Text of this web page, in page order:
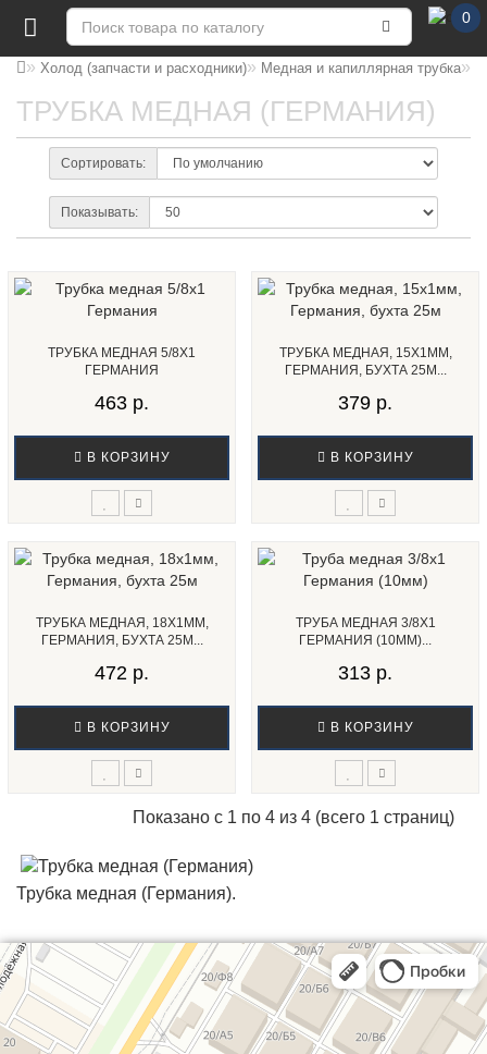
0
Холод (запчасти и расходники) Медная и капиллярная трубка
ТРУБКА МЕДНАЯ (ГЕРМАНИЯ)
Сортировать:
Показывать:
ТРУБКА МЕДНАЯ 5/8Х1
ГЕРМАНИЯ
463 р.
В КОРЗИНУ
ТРУБКА МЕДНАЯ, 15Х1ММ,
ГЕРМАНИЯ, БУХТА 25М...
379 р.
В КОРЗИНУ
ТРУБКА МЕДНАЯ, 18Х1ММ,
ГЕРМАНИЯ, БУХТА 25М...
472 р.
В КОРЗИНУ
ТРУБА МЕДНАЯ 3/8Х1
ГЕРМАНИЯ (10ММ)...
313 р.
В КОРЗИНУ
Показано с 1 по 4 из 4 (всего 1 страниц)
Трубка медная (Германия).